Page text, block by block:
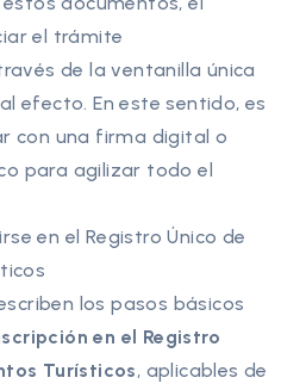
el trámite
de la ventanilla única
efecto. En este sentido, es
con una firma digital o
para agilizar todo el
en el Registro Único de
los pasos básicos
en el Registro
Turísticos, aplicables de